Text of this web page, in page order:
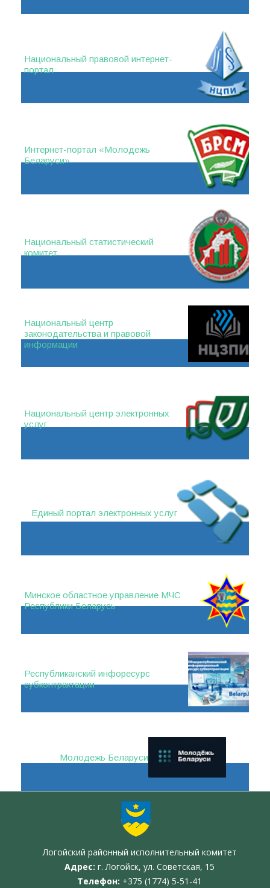
Национальный правовой интернет-
портал
Интернет-портал «Молодежь
Беларуси»
Национальный статистический
комитет
Национальный центр
законодательства и правовой
информации
Национальный центр электронных
услуг
Единый портал электронных услуг
Минское областное управление МЧС
Республики Беларусь
Республиканский инфоресурс
субконтрактации
Молодежь Беларуси
Логойский районный исполнительный комитет
Адрес: г. Логойск, ул. Советская, 15
Телефон: +375 (1774) 5-51-41